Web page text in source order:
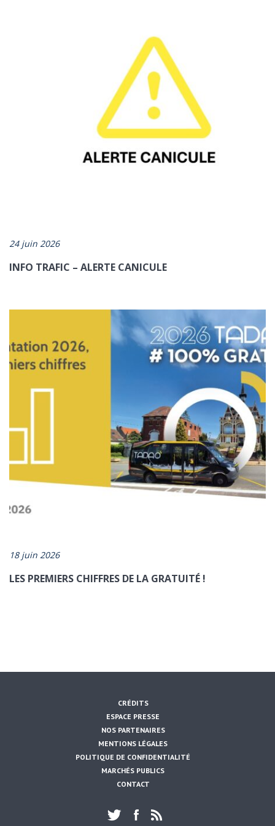
24 juin 2026
INFO TRAFIC – ALERTE CANICULE
18 juin 2026
LES PREMIERS CHIFFRES DE LA GRATUITÉ !
CRÉDITS
ESPACE PRESSE
NOS PARTENAIRES
MENTIONS LÉGALES
POLITIQUE DE CONFIDENTIALITÉ
MARCHÉS PUBLICS
CONTACT